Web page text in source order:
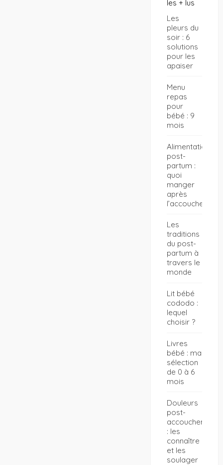
les + lus
Les
pleurs du
soir : 6
solutions
pour les
apaiser
Menu
repas
pour
bébé : 9
mois
Alimentation
post-
partum :
quoi
manger
après
Les
traditions
du post-
partum à
travers le
monde
Lit bébé
cododo :
lequel
choisir ?
Livres
bébé : ma
sélection
de 0 à 6
mois
Douleurs
post-
accouchement
: les
connaître
et les
soulager